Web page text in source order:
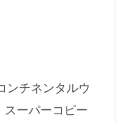
ンチネンタルウ
ーパーコピー